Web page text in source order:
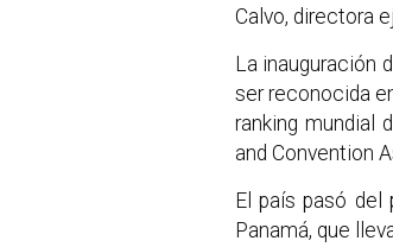
Calvo, directora
La inauguración
ser reconocida
ranking mundial
and Convention
El país pasó
Panamá, que